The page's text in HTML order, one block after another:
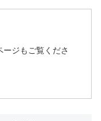
ジもご覧くださ